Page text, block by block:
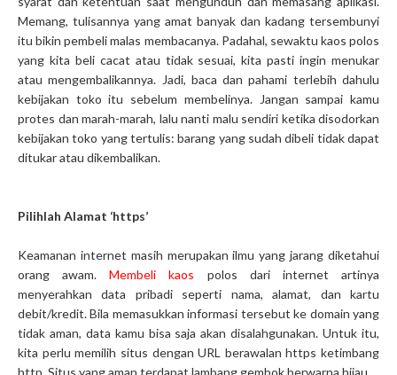
Memang, tulisannya yang amat banyak dan kadang tersembunyi
itu bikin pembeli malas membacanya. Padahal, sewaktu kaos polos
yang kita beli cacat atau tidak sesuai, kita pasti ingin menukar
atau mengembalikannya. Jadi, baca dan pahami terlebih dahulu
kebijakan toko itu sebelum membelinya. Jangan sampai kamu
protes dan marah-marah, lalu nanti malu sendiri ketika disodorkan
kebijakan toko yang tertulis: barang yang sudah dibeli tidak dapat
ditukar atau dikembalikan.
Pilihlah Alamat ‘https’
Keamanan internet masih merupakan ilmu yang jarang diketahui
orang awam.Membeli kaos polos dari internet artinya
menyerahkan data pribadi seperti nama, alamat, dan kartu
debit/kredit. Bila memasukkan informasi tersebut ke domain yang
tidak aman, data kamu bisa saja akan disalahgunakan. Untuk itu,
kita perlu memilih situs dengan URL berawalan https ketimbang
http. Situs yang aman terdapat lambang gembok berwarna hijau.